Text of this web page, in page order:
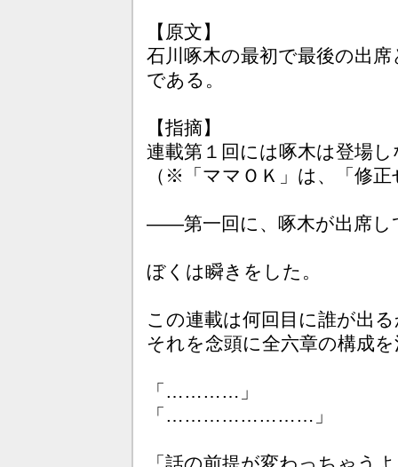
【原文】
石川啄木の最初で最後の出
である。
【指摘】
連載第１回には啄木は登場
（※「ママＯＫ」は、「修
――第一回に、啄木が出席し
ぼくは瞬きをした。
この連載は何回目に誰が出
それを念頭に全六章の構成
「…………」
「……………………」